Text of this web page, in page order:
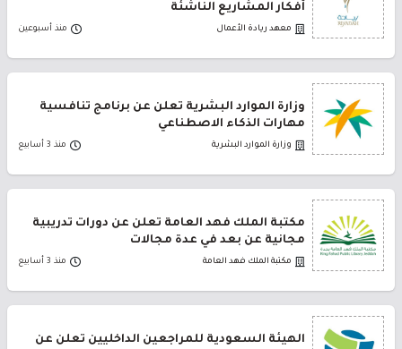
أفكار المشاريع الناشئة
معهد ريادة الأعمال منذ أسبوعين
وزارة الموارد البشرية تعلن عن برنامج تنافسية
مهارات الذكاء الاصطناعي
وزارة الموارد البشرية منذ 3 أسابيع
مكتبة الملك فهد العامة تعلن عن دورات تدريبية
مجانية عن بعد في عدة مجالات
مكتبة الملك فهد العامة منذ 3 أسابيع
الهيئة السعودية للمراجعين الداخليين تعلن عن